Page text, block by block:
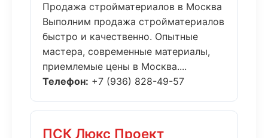
Продажа стройматериалов в Москва
Выполним продажа стройматериалов
быстро и качественно. Опытные
мастера, современные материалы,
приемлемые цены в Москва....
Телефон: +7 (936) 828-49-57
ПСК Люкс Проект